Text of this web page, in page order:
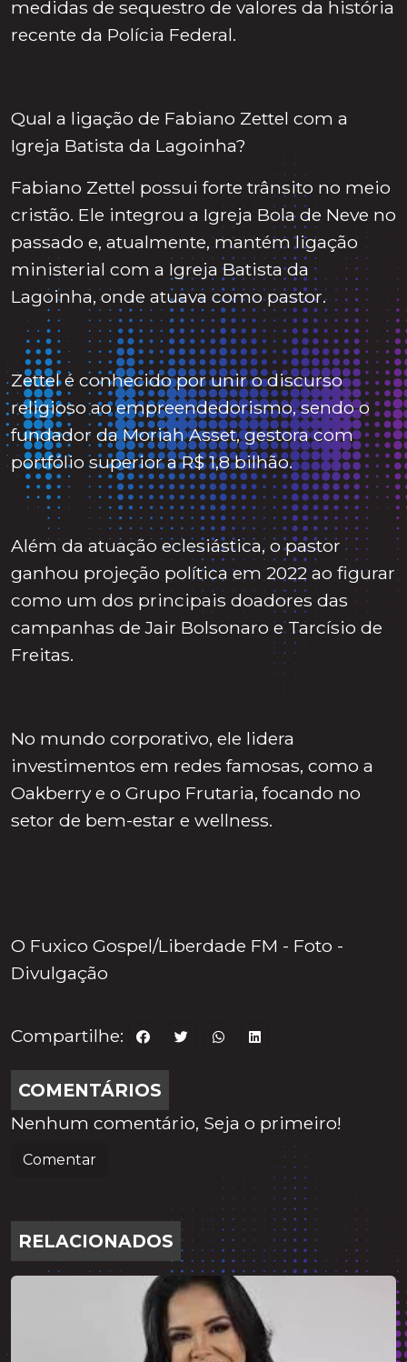
medidas de sequestro de valores da história
recente da Polícia Federal.
Qual a ligação de Fabiano Zettel com a
Igreja Batista da Lagoinha?
Fabiano Zettel possui forte trânsito no meio
cristão. Ele integrou a Igreja Bola de Neve no
passado e, atualmente, mantém ligação
ministerial com a Igreja Batista da
Lagoinha, onde atuava como pastor.
Zettel é conhecido por unir o discurso
religioso ao empreendedorismo, sendo o
fundador da Moriah Asset, gestora com
portfólio superior a R$ 1,8 bilhão.
Além da atuação eclesiástica, o pastor
ganhou projeção política em 2022 ao figurar
como um dos principais doadores das
campanhas de Jair Bolsonaro e Tarcísio de
Freitas.
No mundo corporativo, ele lidera
investimentos em redes famosas, como a
Oakberry e o Grupo Frutaria, focando no
setor de bem-estar e wellness.
O Fuxico Gospel/Liberdade FM - Foto -
Divulgação
Compartilhe:
COMENTÁRIOS
Nenhum comentário, Seja o primeiro!
Comentar
RELACIONADOS